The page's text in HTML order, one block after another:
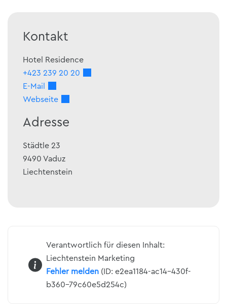
Kontakt
Hotel Residence
+423 239 20 20
E-Mail
Webseite
Adresse
Städtle 23
9490 Vaduz
Liechtenstein
Verantwortlich für diesen Inhalt:
Liechtenstein Marketing
Fehler melden (ID: e2ea1184-ac14-430f-
b360-79c60e5d254c)